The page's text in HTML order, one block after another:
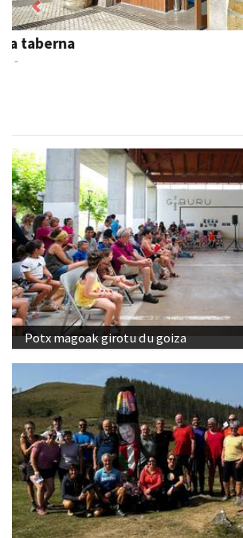
Xixori belar-denda
Andoain
Previous
Potx magoak girotu du goiza